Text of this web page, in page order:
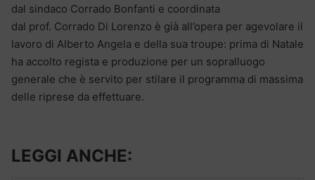
dal sindaco Corrado Bonfanti e coordinata
dal prof. Corrado Di Lorenzo è già all’opera per agevolare il
lavoro di Alberto Angela e della sua troupe: prima di Natale
ha accolto regista e produzione per un sopralluogo
generale che è servito per stilare il programma di massima
delle riprese da effettuare.
LEGGI ANCHE: